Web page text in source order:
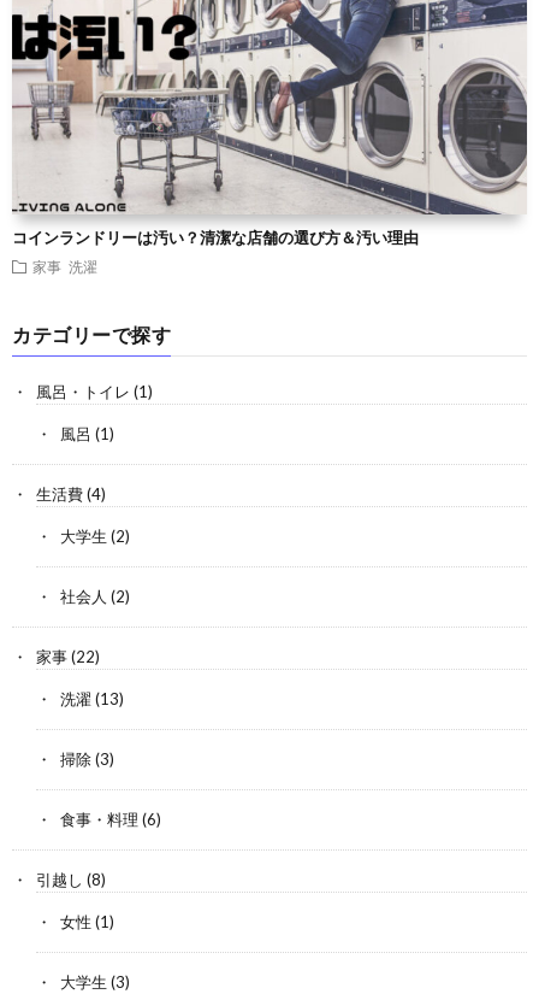
コインランドリーは汚い？清潔な店舗の選び方＆汚い理由
家事 洗濯
カテゴリーで探す
風呂・トイレ (1)
風呂 (1)
生活費(4)
大学生 (2)
社会人 (2)
家事(22)
洗濯 (13)
掃除(3)
食事・料理 (6)
引越し (8)
女性 (1)
大学生 (3)